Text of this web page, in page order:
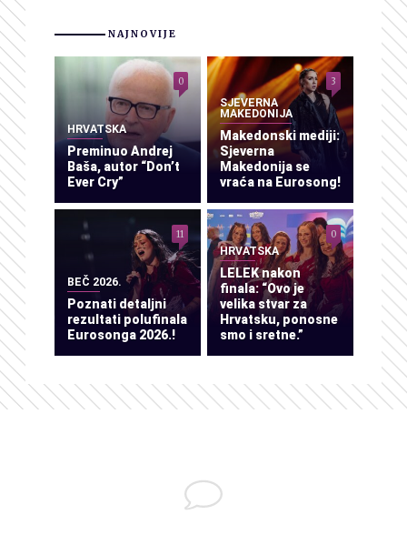
NAJNOVIJE
HRVATSKA
Preminuo Andrej
Baša, autor “Don’t
Ever Cry”
0
SJEVERNA
MAKEDONIJA
Makedonski mediji:
Sjeverna
Makedonija se
vraća na Eurosong!
3
BEČ 2026.
Poznati detaljni
rezultati polufinala
Eurosonga 2026.!
11
HRVATSKA
LELEK nakon
finala: “Ovo je
velika stvar za
Hrvatsku, ponosne
smo i sretne.”
0